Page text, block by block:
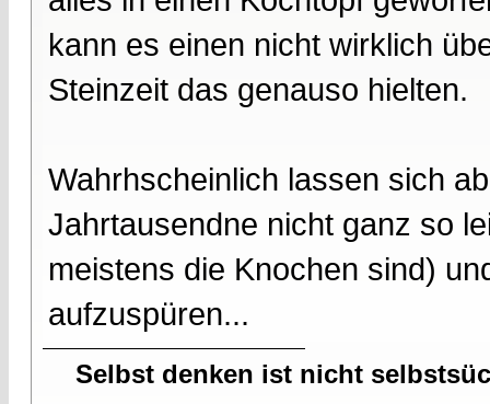
kann es einen nicht wirklich
Steinzeit das genauso hielten.
Wahrhscheinlich lassen sich
Jahrtausendne nicht ganz so
meistens die Knochen sind)
aufzuspüren...
Selbst denken ist nicht